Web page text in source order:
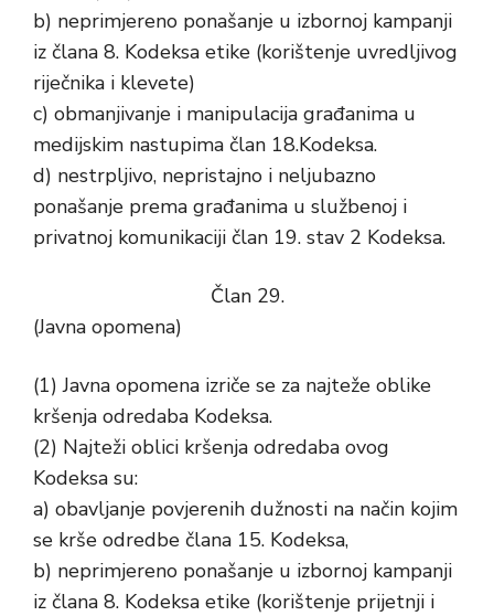
b) neprimjereno ponašanje u izbornoj kampanji
iz člana 8. Kodeksa etike (korištenje uvredljivog
riječnika i klevete)
c) obmanjivanje i manipulacija građanima u
medijskim nastupima član 18.Kodeksa.
d) nestrpljivo, nepristajno i neljubazno
ponašanje prema građanima u službenoj i
privatnoj komunikaciji član 19. stav 2 Kodeksa.
Član 29.
(Javna opomena)
(1) Javna opomena izriče se za najteže oblike
kršenja odredaba Kodeksa.
(2) Najteži oblici kršenja odredaba ovog
Kodeksa su:
a) obavljanje povjerenih dužnosti na način kojim
se krše odredbe člana 15. Kodeksa,
b) neprimjereno ponašanje u izbornoj kampanji
iz člana 8. Kodeksa etike (korištenje prijetnji i